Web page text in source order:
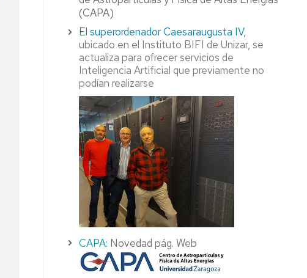
(CAPA)
El superordenador Caesaraugusta IV,
ubicado en el Instituto BIFI de Unizar, se
actualiza para ofrecer servicios de
Inteligencia Artificial que previamente no
podían realizarse
CAPA: Novedad pág. Web